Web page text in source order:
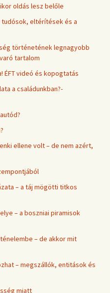
oldás lesz belőle
tudósok, eltérítések és a
történetének legnagyobb
tartalom
ÉFT videó és kopogtatás
a családunkban?-
ellene volt – de nem azért,
– a táj mögötti titkos
– a boszniai piramisok
– de akkor mit
– megszállók, entitások és
miatt